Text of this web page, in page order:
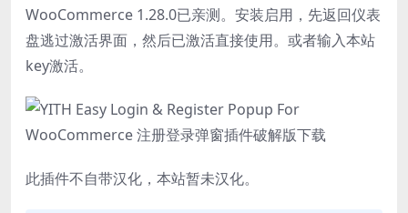
WooCommerce 1.28.0已亲测。安装启用，先返回仪表
盘逃过激活界面，然后已激活直接使用。或者输入本站
key激活。
此插件不自带汉化，本站暂未汉化。